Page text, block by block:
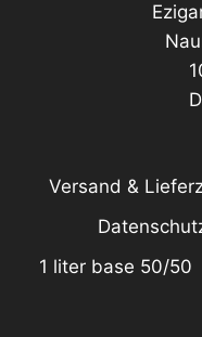
Versand &
1 liter base 50/50